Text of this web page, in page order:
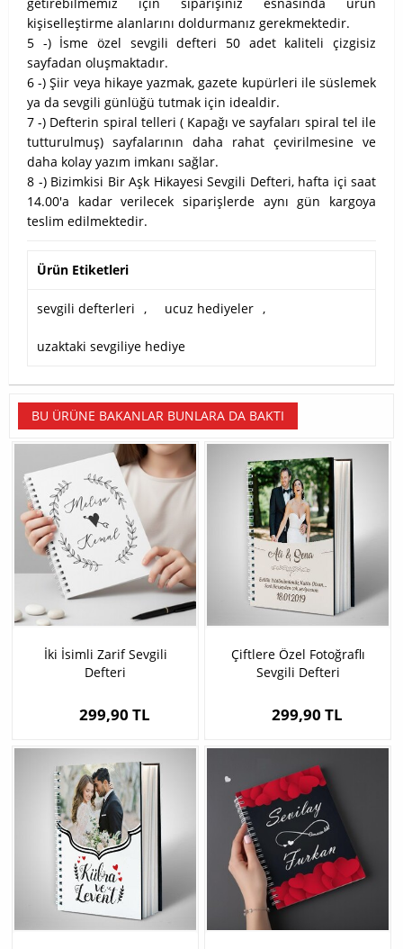
kişiselleştirme alanlarını doldurmanız gerekmektedir.
5 -) İsme özel sevgili defteri 50 adet kaliteli çizgisiz
sayfadan oluşmaktadır.
6 -) Şiir veya hikaye yazmak, gazete kupürleri ile süslemek
ya da sevgili günlüğü tutmak için idealdir.
7 -) Defterin spiral telleri ( Kapağı ve sayfaları spiral tel ile
tutturulmuş) sayfalarının daha rahat çevirilmesine ve
daha kolay yazım imkanı sağlar.
8 -) Bizimkisi Bir Aşk Hikayesi Sevgili Defteri, hafta içi saat
14.00'a kadar verilecek siparişlerde aynı gün kargoya
teslim edilmektedir.
Ürün Etiketleri
sevgili defterleri , ucuz hediyeler ,
uzaktaki sevgiliye hediye
BU ÜRÜNE BAKANLAR BUNLARA DA BAKTI
İki İsimli Zarif Sevgili
Defteri
299,90 TL
Çiftlere Özel Fotoğraflı
Sevgili Defteri
299,90 TL